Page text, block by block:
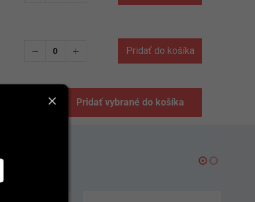
Pridať do košíka
Pridať vybrané do košíka